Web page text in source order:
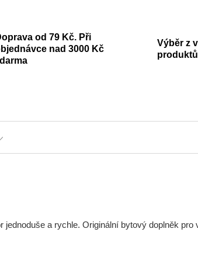
od 79 Kč. Při
nad 3000 Kč
Výběr z
produktů
a rychle. Originální bytový doplněk pro